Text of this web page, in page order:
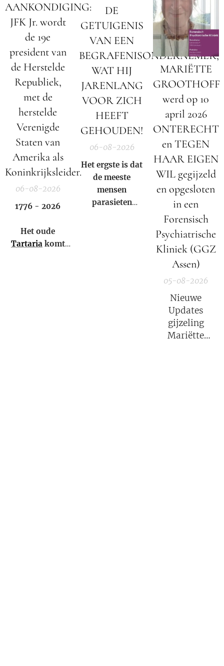
AANKONDIGING:
JFK Jr. wordt
de 19e
president van
de Herstelde
Republiek,
met de
herstelde
Verenigde
Staten van
Amerika als
Koninkrijksleider.
06-08-2026
1776 - 2026
Het oude
Tartariakomt
DE
GETUIGENIS
VAN EEN
BEGRAFENISONDERNEMER;
WAT HIJ
JARENLANG
VOOR ZICH
HEEFT
GEHOUDEN!
06-08-2026
Het ergste is dat
de meeste
mensen
parasieten
MARIËTTE
GROOTHOFF
werd op 10
april 2026
ONTERECHT
en TEGEN
HAAR EIGEN
WIL gegijzeld
en opgesloten
in een
Forensisch
Psychiatrische
Kliniek (GGZ
Assen)
05-08-2026
Nieuwe
Updates
gijzeling
Mariëtte